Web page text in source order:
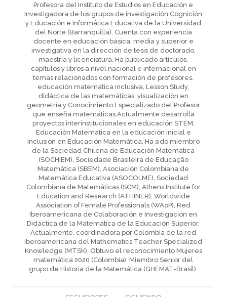
Profesora del Instituto de Estudios en Educación e
Investigadora de los grupos de investigación Cognición
y Educación e Informática Educativa de la Universidad
del Norte (Barranquilla). Cuenta con experiencia
docente en educación básica, media y superior e
investigativa en la dirección de tesis de doctorado,
maestría y licenciatura. Ha publicado artículos,
capítulos y libros a nivel nacional e internacional en
temas relacionados con formación de profesores,
educación matemática inclusiva, Lesson Study,
didáctica de las matemáticas, visualización en
geometría y Conocimiento Especializado del Profesor
que enseña matemáticas.Actualmente desarrolla
proyectos interinstitucionales en educación STEM,
Educación Matemática en la educación inicial e
Inclusión en Educación Matemática. Ha sido miembro
de la Sociedad Chilena de Educación Matemática
(SOCHIEM), Sociedade Brasileira de Educação
Matemática (SBEM), Asociación Colombiana de
Matemática Educativa (ASOCOLME), Sociedad
Colombiana de Matemáticas (SCM), Athens Institute for
Education and Research (ATHINER), Worldwide
Association of Female Professionals (WAoP), Red
Iberoamericana de Colaboración e Investigación en
Didáctica de la Matemática de la Educación Superior.
Actualmente, coordinadora por Colombia de la red
iberoamericana del Mathematics Teacher Specialized
Knowledge (MTSK). Obtuvo el reconocimiento Mujeres
matemática 2020 (Colombia). Miembro Senior del
grupo de Historia de la Matemática (GHEMAT-Brasil).